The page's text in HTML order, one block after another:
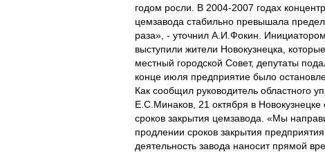
годом росли. В 2004-2007 годах
цемзавода стабильно превышала
раза», - уточнил А.И.Фокин.
выступили жители Новокузнецка,
местный городской Совет, депутаты
конце июля предприятие было
Как сообщил руководитель областного
Е.С.Минаков, 21 октября в
сроков закрытия цемзавода. «Мы
продлении сроков закрытия
деятельность завода наносит прямой